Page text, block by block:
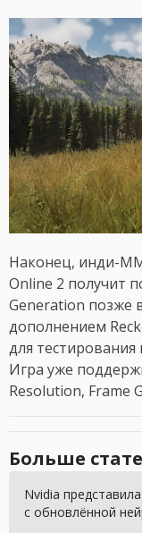
Наконец, инди-
Online 2 получит
Generation позже
дополнением
для
Игра уже
Resolution, Frame
Больше
Nvidia
с обновлённой